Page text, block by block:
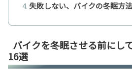
失敗しない、バイクの冬眠方
バイクを冬眠させる前に
16選